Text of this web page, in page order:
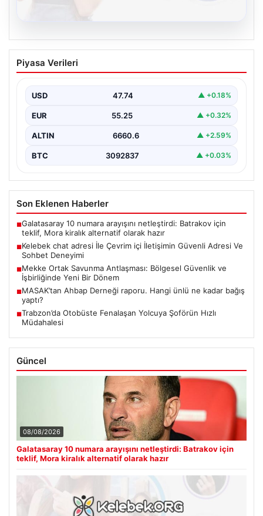
Kelebek chat adresi İle Çevrim içi
İletişimin Güvenli Adresi Ve Sohbet
Sanal çağında bireylerin kaliteli bir tarzda irtibat kurması
Piyasa Verileri
USD 47.74 ▲ +0.18%
EUR 55.25 ▲ +0.32%
ALTIN 6660.6 ▲ +2.59%
BTC 3092837 ▲ +0.03%
Son Eklenen Haberler
■Galatasaray 10 numara arayışını netleştirdi: Batrakov için
teklif, Mora kiralık alternatif olarak hazır
■Kelebek chat adresi İle Çevrim içi İletişimin Güvenli Adresi Ve
Sohbet Deneyimi
■Mekke Ortak Savunma Antlaşması: Bölgesel Güvenlik ve
İşbirliğinde Yeni Bir Dönem
■MASAK’tan Ahbap Derneği raporu. Hangi ünlü ne kadar bağış
yaptı?
■Trabzon’da Otobüste Fenalaşan Yolcuya Şoförün Hızlı
Müdahalesi
Güncel
08/08/2026
Galatasaray 10 numara arayışını netleştirdi: Batrakov için
teklif, Mora kiralık alternatif olarak hazır